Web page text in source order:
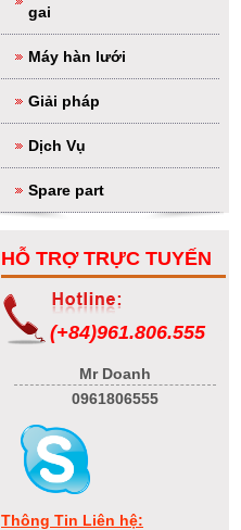
gai
Máy hàn lưới
Giải pháp
Dịch Vụ
Spare part
HỖ TRỢ TRỰC TUYẾN
(+84)961.806.555
Mr Doanh
0961806555
Thông Tin Liên hệ: